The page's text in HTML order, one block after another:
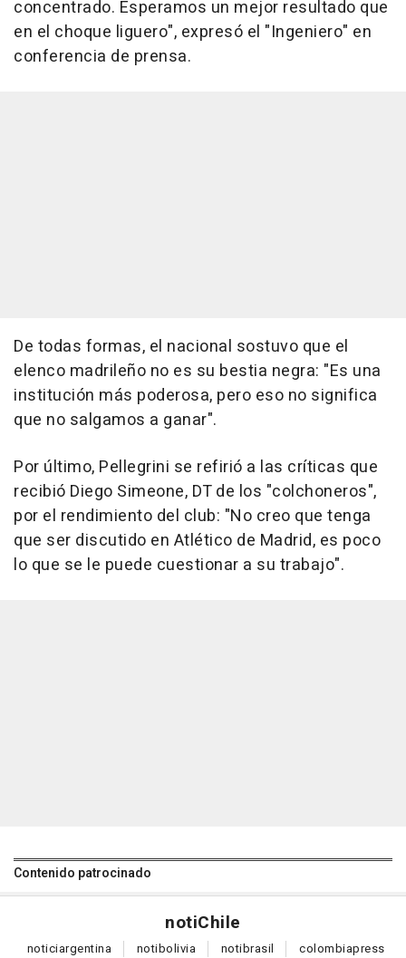
concentrado. Esperamos un mejor resultado que
en el choque liguero", expresó el "Ingeniero" en
conferencia de prensa.
De todas formas, el nacional sostuvo que el
elenco madrileño no es su bestia negra: "Es una
institución más poderosa, pero eso no significa
que no salgamos a ganar".
Por último, Pellegrini se refirió a las críticas que
recibió Diego Simeone, DT de los "colchoneros",
por el rendimiento del club: "No creo que tenga
que ser discutido en Atlético de Madrid, es poco
lo que se le puede cuestionar a su trabajo".
Contenido patrocinado
notiChile
noticiargentina notibolivia notibrasil colombiapress